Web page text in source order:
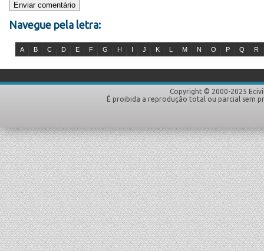
Navegue pela letra:
A B C D E F G H I J K L M N O P Q R
Copyright © 2000-2025
É proibida a reprodução total ou parcial sem